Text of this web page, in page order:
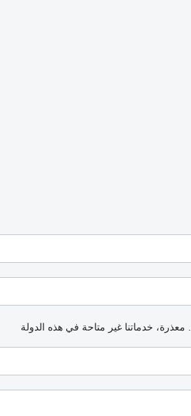
معذرة، خدماتنا غير متاحة في هذه الدولة